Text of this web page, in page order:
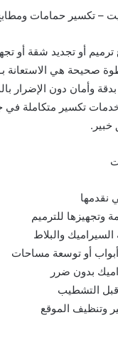
– تكسير حمامات
ترميم أو تجديد شقة أو
صحيحة هي الاستعانة
وأمان دون الإضرار
تكسير متكاملة
خبير.
نقدمها
وتجهيزها للترميم
والبلاط
أو توسعة مساحات
بدون ضرر
التشطيب
وتنظيف الموقع